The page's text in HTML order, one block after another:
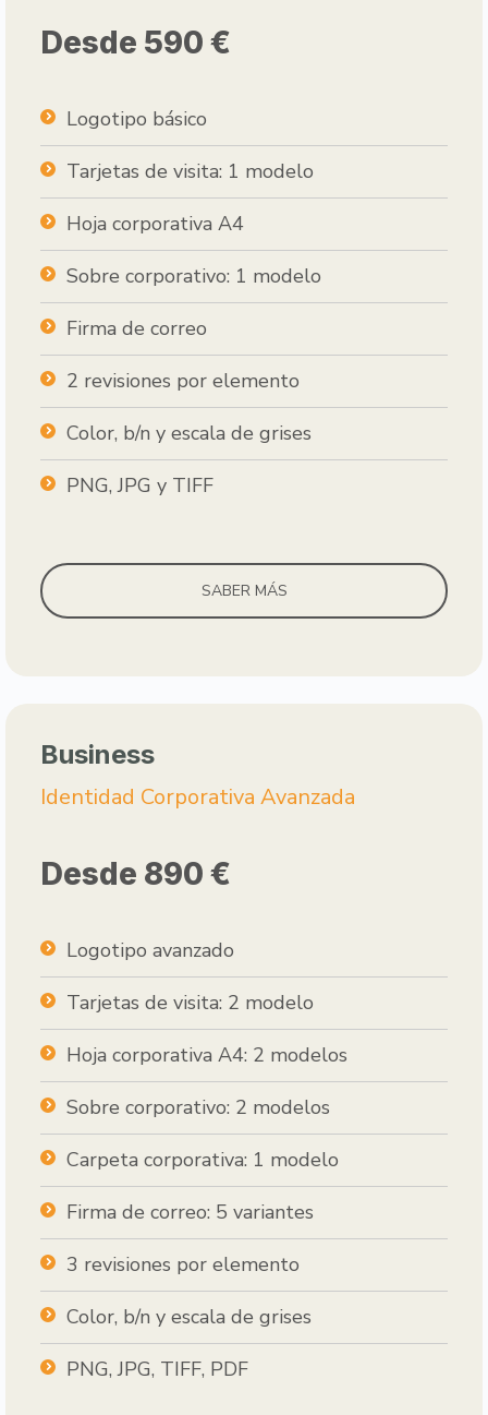
Desde 590 €
Logotipo básico
Tarjetas de visita: 1 modelo
Hoja corporativa A4
Sobre corporativo: 1 modelo
Firma de correo
2 revisiones por elemento
Color, b/n y escala de grises
PNG, JPG y TIFF
SABER MÁS
Business
Identidad Corporativa Avanzada
Desde 890 €
Logotipo avanzado
Tarjetas de visita: 2 modelo
Hoja corporativa A4: 2 modelos
Sobre corporativo: 2 modelos
Carpeta corporativa: 1 modelo
Firma de correo: 5 variantes
3 revisiones por elemento
Color, b/n y escala de grises
PNG, JPG, TIFF, PDF